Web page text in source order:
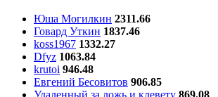
Юша Могилкин 2311.66
Говард Уткин 1837.46
koss1967 1332.27
Dfyz 1063.84
krutoi 946.48
Евгений Бесовитов 906.85
Удаленный за ложь и клевету 869.08